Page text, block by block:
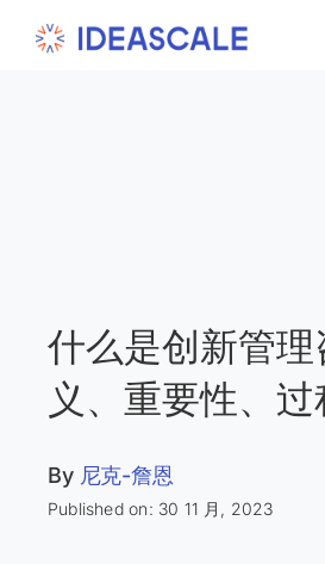
什么是创新管理
义、重要性、
By 尼克-詹恩
Published on: 30 11 月, 2023